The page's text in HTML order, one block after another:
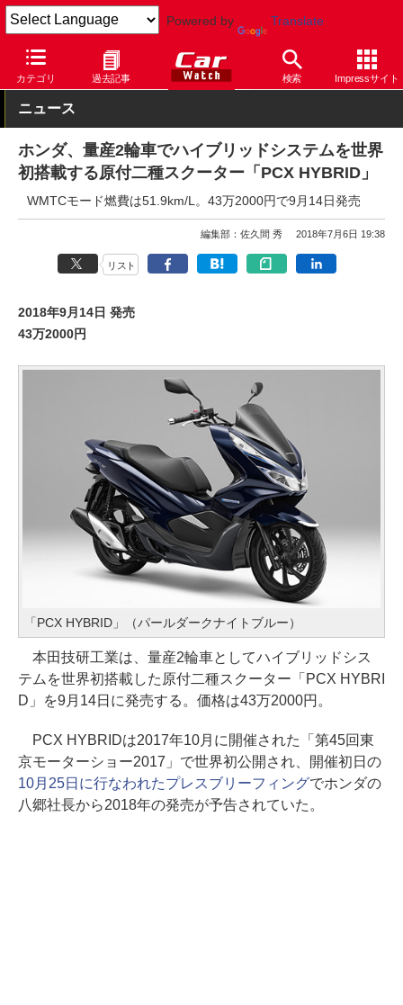
Powered by Translate
カテゴリ 過去記事 検索 Impressサイト
Car Watch モーターサイクル ホンダ
ニュース
ホンダ、量産2輪車でハイブリッドシステムを世界
初搭載する原付二種スクーター「PCX HYBRID」
WMTCモード燃費は51.9km/L。43万2000円で9月14日発売
編集部：佐久間 秀 2018年7月6日 19:38
リスト
2018年9月14日 発売
43万2000円
「PCX HYBRID」（パールダークナイトブルー）
本田技研工業は、量産2輪車としてハイブリッドシス
テムを世界初搭載した原付二種スクーター「PCX HYBRI
D」を9月14日に発売する。価格は43万2000円。
PCX HYBRIDは2017年10月に開催された「第45回東
京モーターショー2017」で世界初公開され、開催初日の
10月25日に行なわれたプレスブリーフィングでホンダの
八郷社長から2018年の発売が予告されていた。